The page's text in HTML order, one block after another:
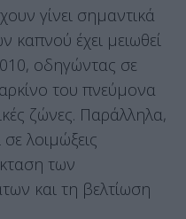
γίνει σημαντικά
καπνού έχει μειωθεί
οδηγώντας σε
του πνεύμονα
ζώνες. Παράλληλα,
λοιμώξεις
των
και τη βελτίωση